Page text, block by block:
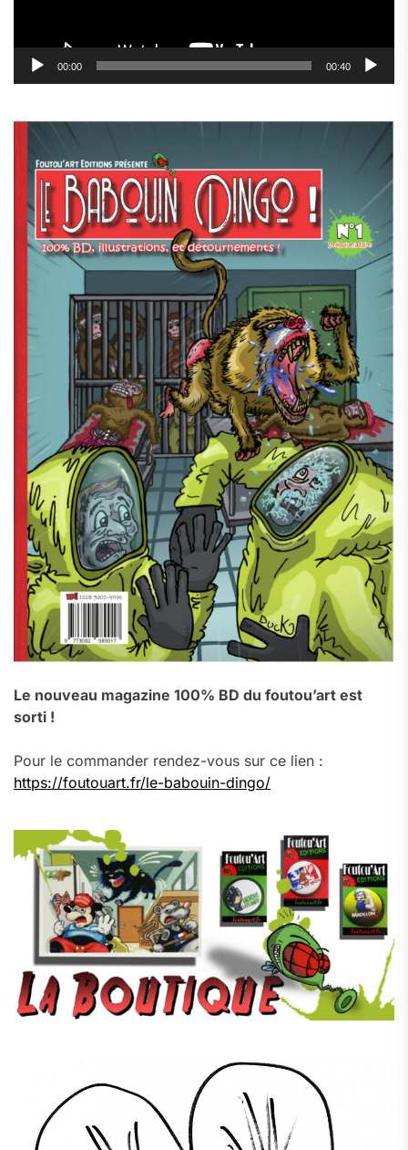
00:00 00:40
Le nouveau magazine 100% BD du foutou’art est
sorti !
Pour le commander rendez-vous sur ce lien :
https://foutouart.fr/le-babouin-dingo/